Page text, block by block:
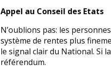
Appel au Conseil des Etats
N’oublions pas: les
système de rentes plus
le signal clair du National. Si
référendum.